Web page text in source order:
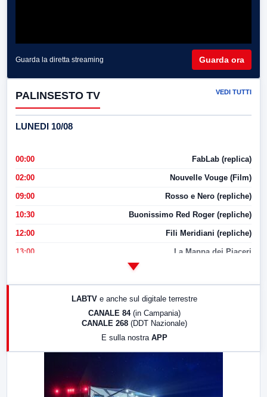
Guarda la diretta streaming Guarda ora
PALINSESTO TV VEDI TUTTI
LUNEDI 10/08
00:00 FabLab (replica)
02:00 Nouvelle Vouge (Film)
09:00 Rosso e Nero (repliche)
10:30 Buonissimo Red Roger (repliche)
12:00 Fili Meridiani (repliche)
13:00 La Mappa dei Piaceri
17:00 LabNews (replica)
LABTV e anche sul digitale terrestre
CANALE 84 (in Campania)
CANALE 268 (DDT Nazionale)
E sulla nostra APP